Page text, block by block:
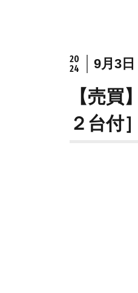
20
24
9月3日
【売買
２台付